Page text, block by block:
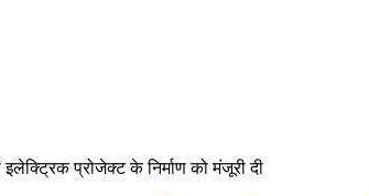
प्रोजेक्ट के निर्माण को मंजूरी दी